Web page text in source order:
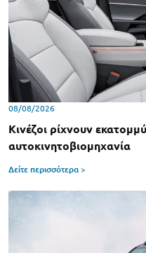
08/08/2026
Κινέζοι ρίχνουν
αυτοκινητοβιομηχανία
Δείτε περισσότερα >